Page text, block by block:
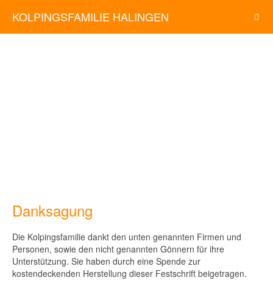
KOLPINGSFAMILIE HALINGEN
Danksagung
Die Kolpingsfamilie dankt den unten genannten Firmen und
Personen, sowie den nicht genannten Gönnern für ihre
Unterstützung. Sie haben durch eine Spende zur
kostendeckenden Herstellung dieser Festschrift beigetragen.